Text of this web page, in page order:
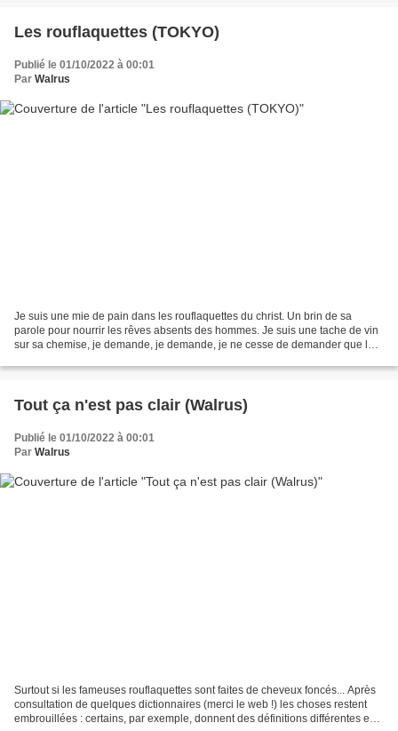
Les rouflaquettes (TOKYO)
Publié le 01/10/2022 à 00:01
Par Walrus
Je suis une mie de pain dans les rouflaquettes du christ. Un brin de sa
parole pour nourrir les rêves absents des hommes. Je suis une tache de vin
sur sa chemise, je demande, je demande, je ne cesse de demander que le
Tout ça n'est pas clair (Walrus)
Publié le 01/10/2022 à 00:01
Par Walrus
Surtout si les fameuses rouflaquettes sont faites de cheveux foncés... Après
consultation de quelques dictionnaires (merci le web !) les choses restent
embrouillées : certains, par exemple, donnent des définitions différentes en